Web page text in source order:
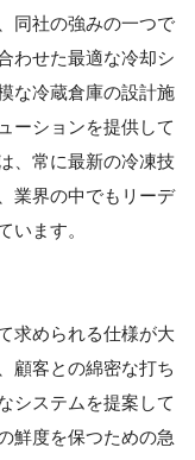
同社の強みの一つで
わせた最適な冷却シ
な冷蔵倉庫の設計施
ーションを提供して
、常に最新の冷凍技
業界の中でもリーデ
います。
求められる仕様が大
顧客との綿密な打ち
システムを提案して
鮮度を保つための急